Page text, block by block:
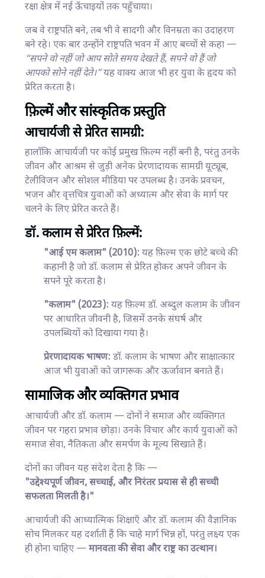
रक्षा क्षेत्र में नई ऊँचाइयों तक पहुँचाया।
जब वे राष्ट्रपति बने, तब भी वे सादगी और विनम्रता का उदाहरण
बने रहे। एक बार उन्होंने राष्ट्रपति भवन में आए बच्चों से कहा —
“सपने वो नहीं जो आप सोते समय देखते हैं, सपने वो हैं जो
आपको सोने नहीं देते।”यह वाक्य आज भी हर युवा के हृदय को
प्रेरित करता है।
फ़िल्में और सांस्कृतिक प्रस्तुति
आचार्यजी से प्रेरित सामग्री:
हालाँकि आचार्यजी पर कोई प्रमुख फ़िल्म नहीं बनी है, परंतु उनके
जीवन और आश्रम से जुड़ी अनेक प्रेरणादायक सामग्री यूट्यूब,
टेलीविजन और सोशल मीडिया पर उपलब्ध है। उनके प्रवचन,
भजन और वृत्तचित्र युवाओं को अध्यात्म और सेवा के मार्ग पर
चलने के लिए प्रेरित करते हैं।
डॉ. कलाम से प्रेरित फ़िल्में:
"आई एम कलाम" (2010): यह फ़िल्म एक छोटे बच्चे की
कहानी है जो डॉ. कलाम से प्रेरित होकर अपने जीवन के
सपने पूरे करता है।
"कलाम" (2023): यह फ़िल्म डॉ. अब्दुल कलाम के जीवन
पर आधारित जीवनी है, जिसमें उनके संघर्ष और
उपलब्धियों को दिखाया गया है।
प्रेरणादायक भाषण: डॉ. कलाम के भाषण और साक्षात्कार
आज भी युवाओं को जागरूक और ऊर्जावान बनाते हैं।
सामाजिक और व्यक्तिगत प्रभाव
आचार्यजी और डॉ. कलाम — दोनों ने समाज और व्यक्तिगत
जीवन पर गहरा प्रभाव छोड़ा। उनके विचार और कार्य युवाओं को
समाज सेवा, नैतिकता और समर्पण के मूल्य सिखाते हैं।
दोनों का जीवन यह संदेश देता है कि —
"उद्देश्यपूर्ण जीवन, सच्चाई, और निरंतर प्रयास से ही सच्ची
सफलता मिलती है।"
आचार्यजी की आध्यात्मिक शिक्षाएँ और डॉ. कलाम की वैज्ञानिक
सोच मिलकर यह दर्शाती हैं कि चाहे मार्ग भिन्न हों, परंतु लक्ष्य एक
ही होना चाहिए — मानवता की सेवा और राष्ट्र का उत्थान।